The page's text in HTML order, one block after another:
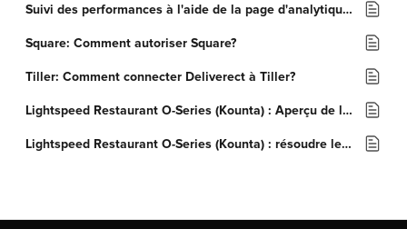
Suivi des performances à l'aide de la page d'analytiques
Square: Comment autoriser Square?
Tiller: Comment connecter Deliverect à Tiller?
Lightspeed Restaurant O-Series (Kounta) : Aperçu de l'intégration
Lightspeed Restaurant O-Series (Kounta) : résoudre les problèmes